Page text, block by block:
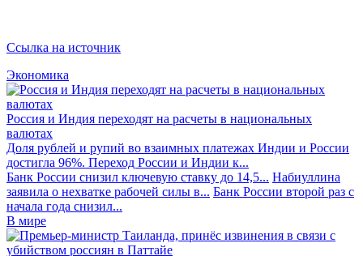
Ссылка на источник
Экономика
Россия и Индия переходят на расчеты в национальных
валютах
Доля рублей и рупий во взаимных платежах Индии и России
достигла 96%. Переход России и Индии к...
Банк России снизил ключевую ставку до 14,5... Набиуллина
заявила о нехватке рабочей силы в... Банк России второй раз с
начала года снизил...
В мире